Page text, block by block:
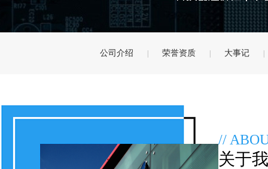
公司介绍 荣誉资质 大事记
//
关于